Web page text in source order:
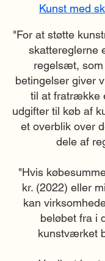
Kunst med
"For at støtte
skattereglerne
regelsæt,
betingelser giver
til at fratrække
udgifter til køb af
et overblik over
dele af
"Hvis
kr. (2022) eller
kan
beløbet fra i
kunstværket